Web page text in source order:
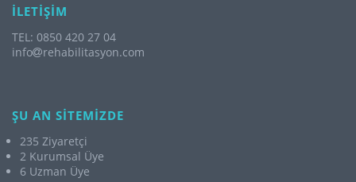
İLETİŞİM
TEL: 0850 420 27 04
info
rehabilitasyon.com
ŞU AN SİTEMİZDE
235 Ziyaretçi
2 Kurumsal Üye
6 Uzman Üye